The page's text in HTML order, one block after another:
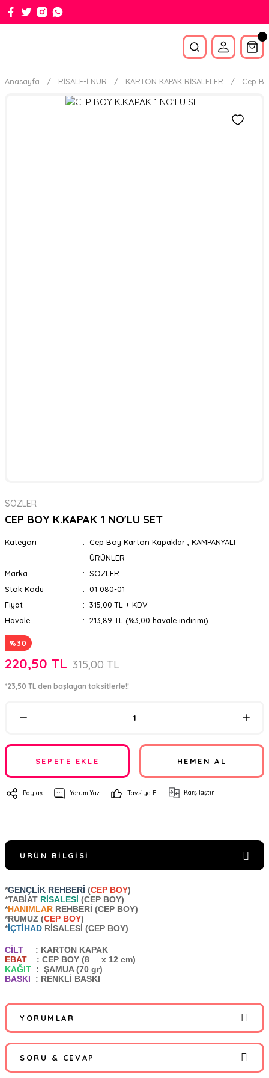
Anasayfa RİSALE-İ NUR KARTON KAPAK RİSALELER Cep
SÖZLER
CEP BOY K.KAPAK 1 NO'LU SET
Kategori Cep Boy Karton Kapaklar
KAMPANYALI
ÜRÜNLER
Marka
SÖZLER
Stok Kodu
01 080-01
Fiyat
315,00 TL + KDV
Havale
213,89 TL (%3,00 havale indirimi)
%30
220,50 TL 315,00 TL
*23,50 TL den başlayan taksitlerle!!
SEPETE EKLE HEMEN AL
Paylaş Yorum Yaz Tavsiye Et Karşılaştır
ÜRÜN BILGISI
*GENÇLİK REHBERİ (CEP BOY)
*TABİAT RİSALESİ (CEP BOY)
*HANIMLAR REHBERİ (CEP BOY)
*RUMUZ (CEP BOY)
*İÇTİHAD RİSALESİ (CEP BOY)
CİLT : KARTON KAPAK
EBAT : CEP BOY (8
x 12 cm)
KAĞIT : ŞAMUA (70 gr)
BASKI : RENKLİ BASKI
YORUMLAR
Bu ürüne ilk yorumu siz yapın!
SORU & CEVAP